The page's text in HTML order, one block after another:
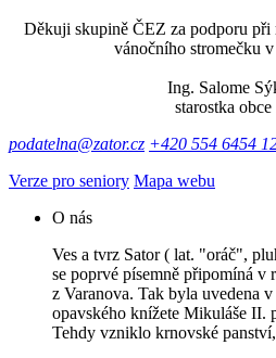
Děkuji skupině ČEZ za podporu při
vánočního stromečku
Ing. Salome
starostka
podatelna@zator.cz +420 554 6454
Verze pro seniory Mapa webu
O nás
Ves a tvrz Sator ( lat. "oráč",
se poprvé písemně připomíná v
z Varanova. Tak byla uvedena
opavského knížete Mikuláše II.
Tehdy vzniklo krnovské